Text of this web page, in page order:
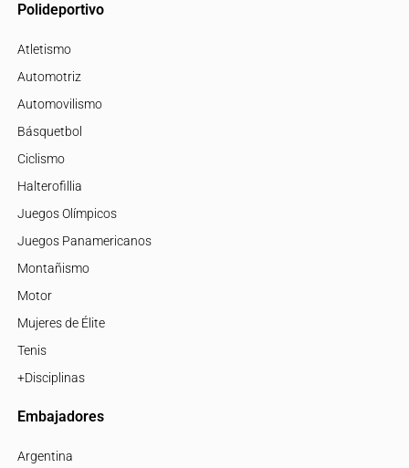
Polideportivo
Atletismo
Automotriz
Automovilismo
Básquetbol
Ciclismo
Halterofillia
Juegos Olímpicos
Juegos Panamericanos
Montañismo
Motor
Mujeres de Élite
Tenis
+Disciplinas
Embajadores
Argentina